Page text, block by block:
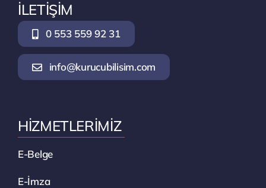
İLETİŞİM
0 553 559 92 31
info@kurucubilisim.com
HİZMETLERİMİZ
E-Belge
E-İmza